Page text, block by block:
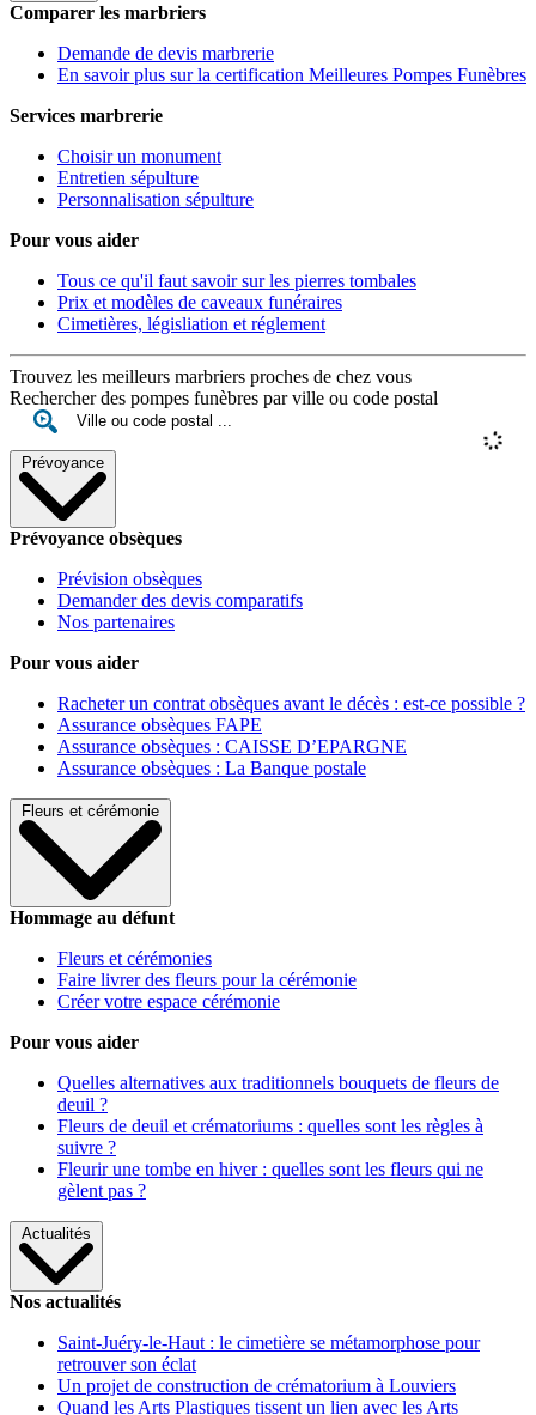
Comparer les marbriers
Demande de devis marbrerie
En savoir plus sur la certification Meilleures Pompes Funèbres
Services marbrerie
Choisir un monument
Entretien sépulture
Personnalisation sépulture
Pour vous aider
Tous ce qu'il faut savoir sur les pierres tombales
Prix et modèles de caveaux funéraires
Cimetières, législiation et réglement
Trouvez les meilleurs marbriers proches de chez vous
Rechercher des pompes funèbres par ville ou code postal
Prévoyance
Prévoyance obsèques
Prévision obsèques
Demander des devis comparatifs
Nos partenaires
Pour vous aider
Racheter un contrat obsèques avant le décès : est-ce possible ?
Assurance obsèques FAPE
Assurance obsèques : CAISSE D’EPARGNE
Assurance obsèques : La Banque postale
Fleurs et cérémonie
Hommage au défunt
Fleurs et cérémonies
Faire livrer des fleurs pour la cérémonie
Créer votre espace cérémonie
Pour vous aider
Quelles alternatives aux traditionnels bouquets de fleurs de
deuil ?
Fleurs de deuil et crématoriums : quelles sont les règles à
suivre ?
Fleurir une tombe en hiver : quelles sont les fleurs qui ne
gèlent pas ?
Actualités
Nos actualités
Saint-Juéry-le-Haut : le cimetière se métamorphose pour
retrouver son éclat
Un projet de construction de crématorium à Louviers
Quand les Arts Plastiques tissent un lien avec les Arts